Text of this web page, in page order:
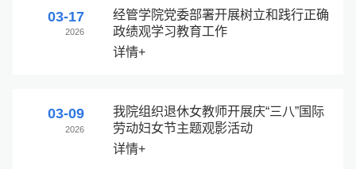
03-17
2026
经管学院党委部署开展树立和践行正确
政绩观学习教育工作
详情+
03-09
2026
我院组织退休女教师开展庆“三八”国际
劳动妇女节主题观影活动
详情+